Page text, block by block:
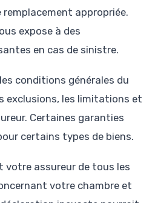
appropriée.
expose à des
en cas de sinistre.
conditions générales du
exclusions, les limitations et
Certaines garanties
certains types de biens.
votre assureur de tous les
votre chambre et